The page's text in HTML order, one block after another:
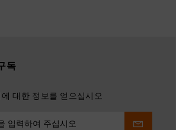
독
대한 정보를 얻으십시오